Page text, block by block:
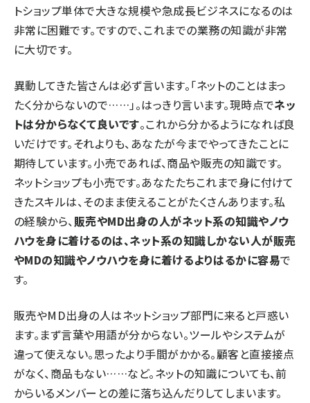
トショップ単体で大きな規模や急成長ビジネスになるのは
非常に困難です。ですので、これまでの業務の知識が非常
に大切です。
異動してきた皆さんは必ず言います。「ネットのことはまっ
たく分からないので……」。はっきり言います。現時点でネッ
トは分からなくて良いです。これから分かるようになれば良
いだけです。それよりも、あなたが今までやってきたことに
期待しています。小売であれば、商品や販売の知識です。
ネットショップも小売です。あなたたちこれまで身に付けて
きたスキルは、そのまま使えることがたくさんあります。私
の経験から、販売やMD出身の人がネット系の知識やノウ
ハウを身に着けるのは、ネット系の知識しかない人が販売
やMDの知識やノウハウを身に着けるよりはるかに容易で
す。
販売やMD出身の人はネットショップ部門に来ると戸惑い
ます。まず言葉や用語が分からない。ツールやシステムが
違って使えない。思ったより手間がかかる。顧客と直接接点
がなく、商品もない……など。ネットの知識についても、前
からいるメンバーとの差に落ち込んだりしてしまいます。